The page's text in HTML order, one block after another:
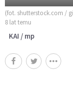
(fot. shutterstock.com /
8 lat temu
KAI / mp